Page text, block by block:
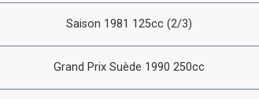
Saison 1981 125cc (2/3)
Grand Prix Suède 1990 250cc